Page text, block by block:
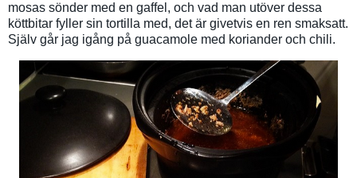
mosas sönder med en gaffel, och vad man utöver dessa
köttbitar fyller sin tortilla med, det är givetvis en ren smaksatt.
Själv går jag igång på guacamole med koriander och chili.